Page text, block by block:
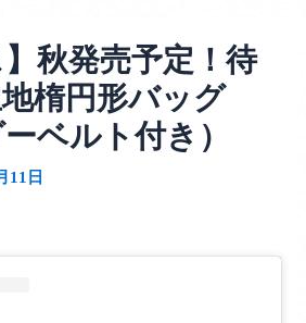
】秋発売予定！待
楕円形バッグ
ベルト付き）
11日